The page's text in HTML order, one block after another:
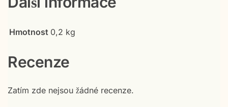
Hmotnost 0,2 kg
Recenze
Zatím zde nejsou žádné recenze.